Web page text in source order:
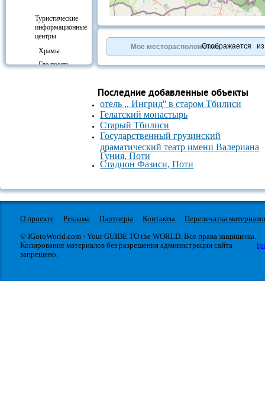
Туристические
информационные
центры
Храмы
Где поесть
OpenStreetMapcontributors.
»
Мое месторасположениеОтображается
Последние добавленные объекты
отель ,, Ингрид'' в старом Тбилиси
Гелатский монастырь
Старый Тбилиси
Государственный грузинский
драматический театр имени Валериана
Гуния, Поти
Стадион Фазиси, Поти
О проекте Реклама Партнеры Контакты
Перепечатка
© IGotoWorld.com - Your GUIDE TO the WORLD. Все права защищены.
Копирование материалов без разрешения администрации сайта
запрещено.